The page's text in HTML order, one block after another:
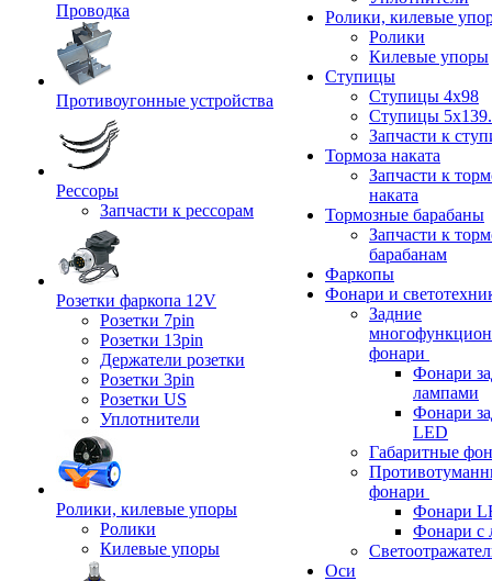
Проводка
Противоугонные устройства
Рессоры
Запчасти к рессорам
Розетки фаркопа 12V
Розетки 7pin
Розетки 13pin
Держатели розетки
Розетки 3pin
Розетки US
Уплотнители
Ролики, килевые упоры
Ролики
Килевые упоры
Ролики, килевые
Ролики
Килевые упоры
Ступицы
Ступицы 4x98
Ступицы
Запчасти к
Тормоза наката
Запчасти к
наката
Тормозные барабаны
Запчасти к
барабанам
Фаркопы
Фонари и
Задние
фонари
Фонари
лампами
Фонари
LED
Габаритные
фонари
Фонари
Фонари с
Оси